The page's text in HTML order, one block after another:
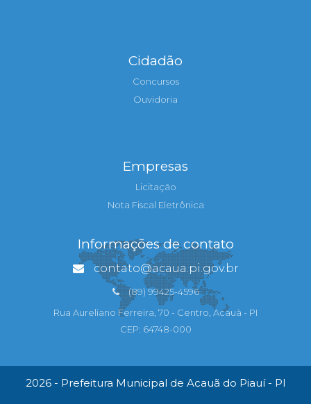
Cidadão
Concursos
Ouvidoria
Empresas
Licitação
Nota Fiscal Eletrônica
Informações de contato
contato@acaua.pi.gov.br
(89) 99425-4596
Rua Aureliano Ferreira, 70 - Centro, Acauã - PI
CEP: 64748-000
2026 - Prefeitura Municipal de Acauã do Piauí - PI